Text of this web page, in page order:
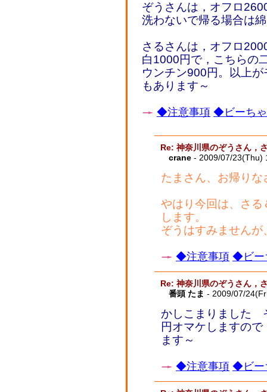
ぞうさんは，オフロ
洗わないで帰る場合は
さるさんは，オフロ
白1000円で，こちらの
ウンチン900円。以上
もあります～
◆注意事項 ◆ビーちゃ
Re: 神奈川県のぞうさん，
crane - 2009/07/23(Thu)
たまさん、お帰りな
やはり今回は、さ
します。
ぞうはすみません
◆注意事項 ◆ビー
Re: 神奈川県のぞうさん，
番頭 たま - 2009/07/
かしこまりました
円オマケしますの
ます～
◆注意事項 ◆ビー